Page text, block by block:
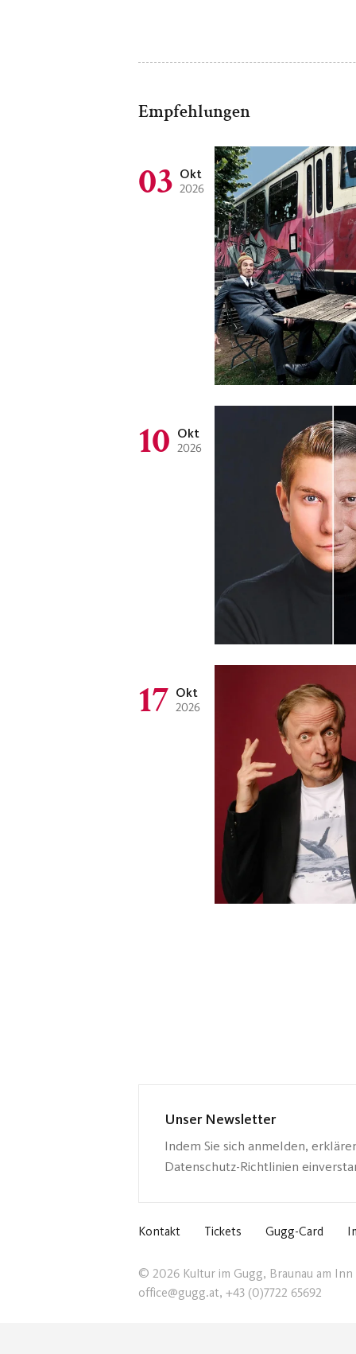
Empfehlungen
03 Okt
2026
10 Okt
2026
17 Okt
2026
Unser Newsletter
Indem Sie sich anmelden,
Datenschutz-Richtlinien
Kontakt Tickets Gugg-Card
© 2026 Kultur im Gugg, Braunau am Inn
office@gugg.at, +43 (0)7722 65692